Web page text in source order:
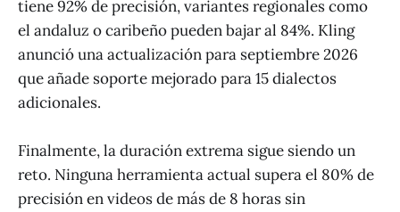
tiene 92% de precisión, variantes regionales como
el andaluz o caribeño pueden bajar al 84%. Kling
anunció una actualización para septiembre 2026
que añade soporte mejorado para 15 dialectos
adicionales.
Finalmente, la duración extrema sigue siendo un
reto. Ninguna herramienta actual supera el 80% de
precisión en videos de más de 8 horas sin